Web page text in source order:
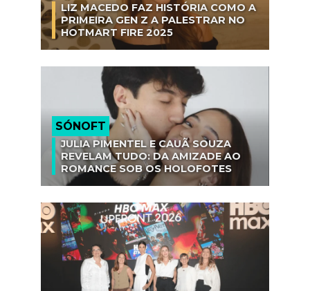
LIZ MACEDO FAZ HISTÓRIA COMO A
PRIMEIRA GEN Z A PALESTRAR NO
HOTMART FIRE 2025
SÓNOFT
JULIA PIMENTEL E CAUÃ SOUZA
REVELAM TUDO: DA AMIZADE AO
ROMANCE SOB OS HOLOFOTES